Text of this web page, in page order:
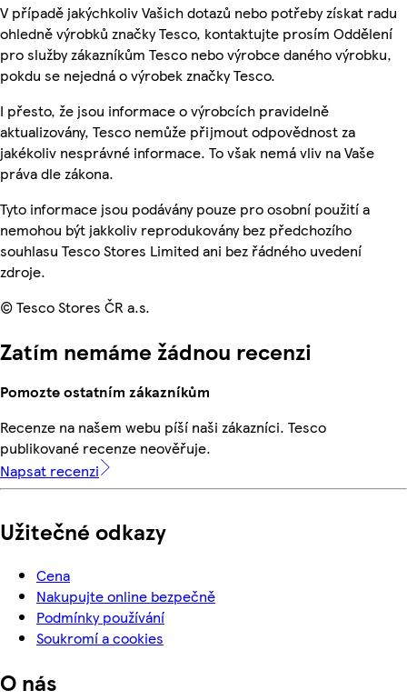
V případě jakýchkoliv Vašich dotazů nebo potřeby získat radu
ohledně výrobků značky Tesco, kontaktujte prosím Oddělení
pro služby zákazníkům Tesco nebo výrobce daného výrobku,
pokdu se nejedná o výrobek značky Tesco.
I přesto, že jsou informace o výrobcích pravidelně
aktualizovány, Tesco nemůže přijmout odpovědnost za
jakékoliv nesprávné informace. To však nemá vliv na Vaše
práva dle zákona.
Tyto informace jsou podávány pouze pro osobní použití a
nemohou být jakkoliv reprodukovány bez předchozího
souhlasu Tesco Stores Limited ani bez řádného uvedení
zdroje.
© Tesco Stores ČR a.s.
Zatím nemáme žádnou recenzi
Pomozte ostatním zákazníkům
Recenze na našem webu píší naši zákazníci. Tesco
publikované recenze neověřuje.
Napsat recenzi
Užitečné odkazy
Cena
Nakupujte online bezpečně
Podmínky používání
Soukromí a cookies
O nás